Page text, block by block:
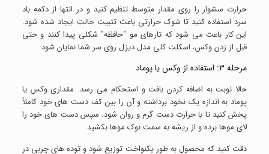
حرارت سشوار را روی مقدار متوسط تنظیم کنید و در انتها از دکمه باد
سرد استفاده کنید تا شوک حرارتی باعث تثبیت حالتِ ایجاد شده شود.
این کار باعث می شود که تارهای مو “حافظه” شکلی پیدا کنند و حتی
قبل از زدن وکس، اسکلت کلی مدل دیزل روی سر شما نمایان شود.
مرحله ۳: استفاده از وکس یا پوماد
حالا نوبت به اضافه کردن بافت و استحکام می رسد. مقداری وکس یا
پوماد به اندازه یک نخود برداشته و آن را بین کف دست های خود کاملاً
پخش کنید تا با حرارت دست گرم و روان شود. سپس دست های خود را
لای موها برده و از ریشه به سمت نوک موها بکشید.
دقت کنید که محصول به طور یکنواخت توزیع شود و توده های چربی در